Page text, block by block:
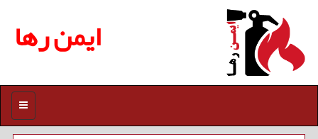
ایمن رها
منو